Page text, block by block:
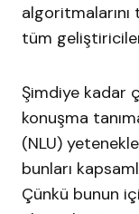
tüm
Şimdiye kadar
konuşma
(NLU)
bunları
Çünkü bunun